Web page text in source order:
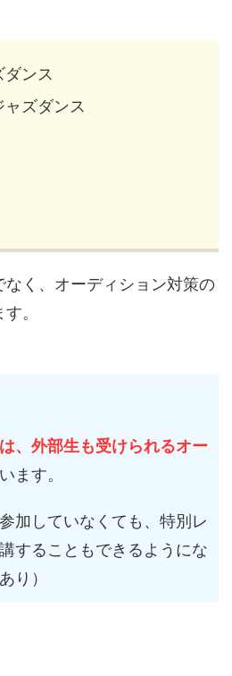
ンス
ャズダンス
く、オーディション対策の
。
、外部生も受けられるオー
ます。
加していなくても、特別レ
することもできるようにな
り）